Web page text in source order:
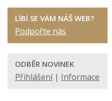
LÍBÍ SE VÁM NÁŠ WEB?
Podpořte nás
ODBĚR NOVINEK
Přihlášení| Informace